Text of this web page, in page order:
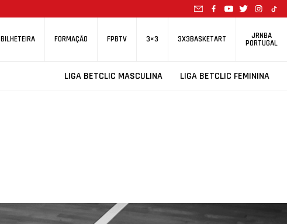
BILHETEIRA FORMAÇÃO FPBTV 3×3 3X3BASKETART JRNBA
PORTUGAL
LIGA BETCLIC MASCULINA LIGA BETCLIC FEMININA